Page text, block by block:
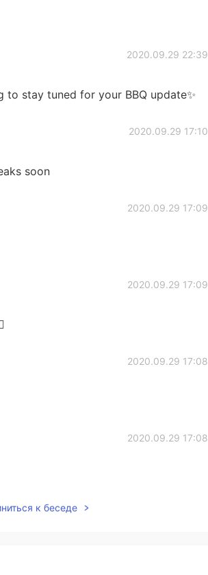
2020.09.29 22:39
to stay tuned for your BBQ update✨
2020.09.29 17:10
soon
2020.09.29 17:09
2020.09.29 17:09
2020.09.29 17:08
2020.09.29 17:08
к беседе